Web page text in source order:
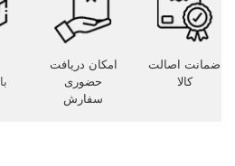
ضمانت اصالت
کالا
امکان دریافت
حضوری
سفارش